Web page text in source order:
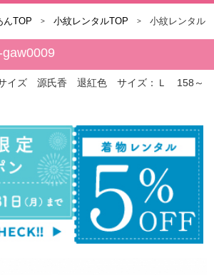
んTOP 小紋レンタルTOP 小紋レンタ
イズ 源氏香 退紅色 サイズ：Ｌ 158～